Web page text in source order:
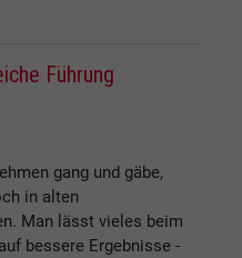
Führung
gang und gäbe,
in alten
Man lässt vieles beim
bessere Ergebnisse -